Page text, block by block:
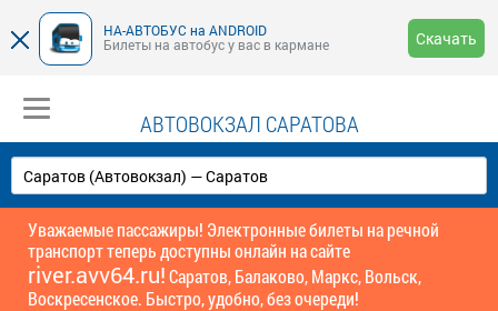
НА-АВТОБУС на ANDROID
Билеты на автобус у вас в кармане
Скачать
АВТОВОКЗАЛ САРАТОВА
Уважаемые пассажиры! Электронные билеты на речной
транспорт теперь доступны онлайн на сайте
river.avv64.ru!Саратов, Балаково, Маркс, Вольск,
Воскресенское. Быстро, удобно, без очереди!